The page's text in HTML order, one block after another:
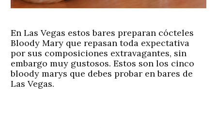
En Las Vegas estos bares preparan cócteles
Bloody Mary que repasan toda expectativa
por sus composiciones extravagantes, sin
embargo muy gustosos. Estos son los cinco
bloody marys que debes probar en bares de
Las Vegas.